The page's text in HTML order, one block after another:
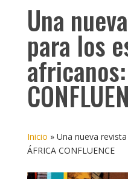
Una
para los
Inicio » Una nueva
ÁFRICA CONFLUENCE